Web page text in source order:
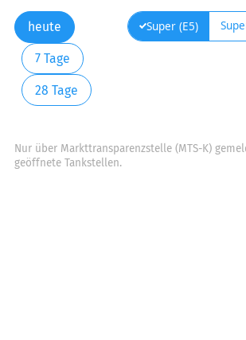
heute
7 Tage
28 Tage
Super (E5)
Nur über Markttransparenzstelle (MTS-K)
geöffnete Tankstellen.